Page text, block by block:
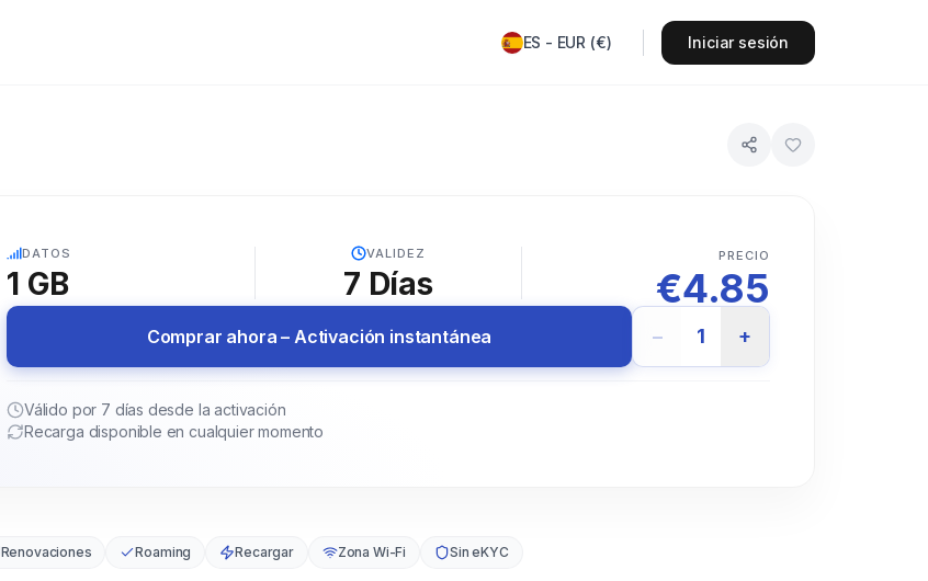
ES - EUR (€) Iniciar sesión
DATOS
1 GB
VALIDEZ
7 Días
PRECIO
€4.85
Comprar ahora – Activación instantánea − 1 +
Válido por 7 días desde la activación
Recarga disponible en cualquier momento
Renovaciones Roaming Recargar Zona Wi-Fi Sin eKYC